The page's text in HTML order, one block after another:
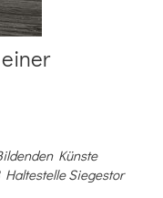
Künste
Haltestelle Siegestor